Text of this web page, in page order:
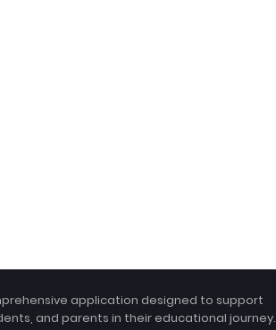
application designed to support
and parents in their educational journey.